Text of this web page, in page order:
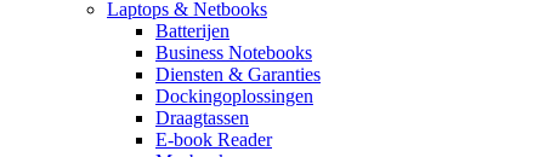
Laptops & Netbooks
Batterijen
Business Notebooks
Diensten & Garanties
Dockingoplossingen
Draagtassen
E-book Reader